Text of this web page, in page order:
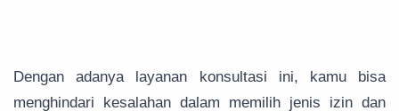
Dengan adanya layanan konsultasi ini, kamu bisa
menghindari kesalahan dalam memilih jenis izin dan